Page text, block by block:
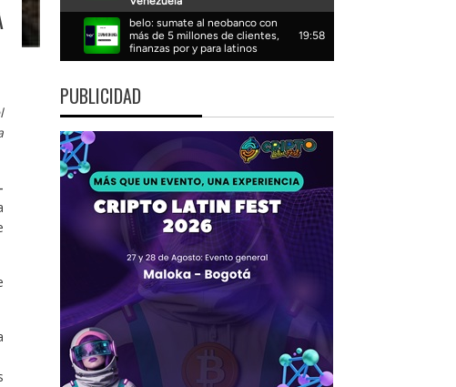
PUBLICIDAD